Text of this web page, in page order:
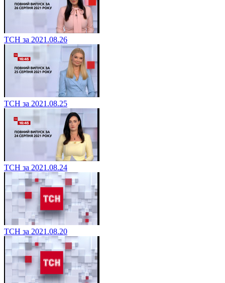
ТСН за 2021.08.26
ТСН за 2021.08.25
ТСН за 2021.08.24
ТСН за 2021.08.20